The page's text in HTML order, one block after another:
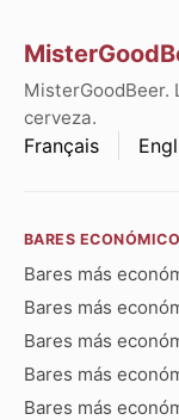
MisterGoodBeer.
cerveza.
Français
BARES
Bares más
Bares más
Bares más
Bares más
Bares más